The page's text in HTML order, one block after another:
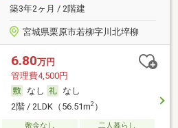
築3年2ヶ月 / 2階建
宮城県栗原市若柳字川北埣柳
6.80万円
管理費4,500円
なし
なし
2階 / 2LDK（56.51m2）
敷金なし
二人暮らし